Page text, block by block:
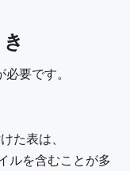
要です。
た表は、
ルを含むことが多